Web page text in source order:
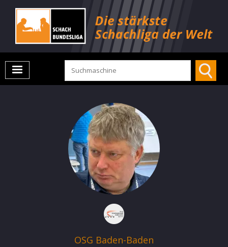
OSG Baden-Baden